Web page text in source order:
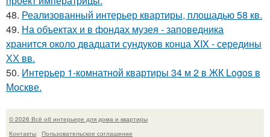
48. Реализованный интерьер квартиры, площадью 58 кв.
49. На объектах и в фондах музея - заповедника
хранится около двадцати сундуков конца XIX - середины
ХХ вв.
50. Интерьер 1-комнатной квартиры 34 м 2 в ЖК Logos в
Москве.
© 2026 Всё об интерьере для дома и квартиры
Контакты
Пользовательское соглашение